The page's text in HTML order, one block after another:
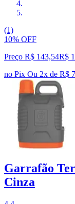
(1)
10% OFF
Preço R$ 143,54R$
no Pix Ou 2x de R$
Garrafão
Cinza